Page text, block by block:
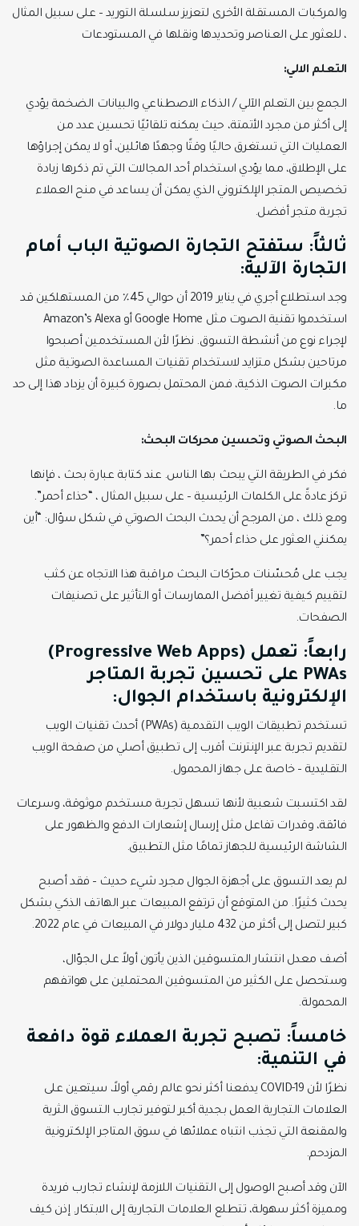
والمركبات المستقلة الأخرى لتعزيز سلسلة التوريد – على سبيل المثال
، للعثور على العناصر وتحديدها ونقلها في المستودعات
التعلم الالي:
الجمع بين التعلم الآلي / الذكاء الاصطناعي والبيانات الضخمة يؤدي
إلى أكثر من مجرد الأتمتة، حيث يمكنه تلقائيًا تحسين عدد من
العمليات التي تستغرق حاليًا وقتًا وجهدًا هائلين، أو لا يمكن إجراؤها
على الإطلاق، مما يؤدي استخدام أحد المجالات التي تم ذكرها زيادة
تخصيص المتجر الإلكتروني الذي يمكن أن يساعد في منح العملاء
تجربة متجر أفضل.
ثالثاً: ستفتح التجارة الصوتية الباب أمام
التجارة الآلية:
وجد استطلاع أجري في يناير 2019 أن حوالي 45٪ من المستهلكين قد
استخدموا تقنية الصوت مثل Google Home أو Amazon’s Alexa
لإجراء نوع من أنشطة التسوق. نظرًا لأن المستخدمين أصبحوا
مرتاحين بشكل متزايد لاستخدام تقنيات المساعدة الصوتية مثل
مكبرات الصوت الذكية، فمن المحتمل بصورة كبيرة أن يزداد هذا إلى حد
ما.
البحث الصوتي وتحسين محركات البحث:
فكر في الطريقة التي يبحث بها الناس. عند كتابة عبارة بحث ، فإنها
تركز عادةً على الكلمات الرئيسية – على سبيل المثال ، “حذاء أحمر”.
ومع ذلك ، من المرجح أن يحدث البحث الصوتي في شكل سؤال: “أين
يمكنني العثور على حذاء أحمر؟”
يجب على مُحسّنات محرّكات البحث مراقبة هذا الاتجاه عن كثب
لتقييم كيفية تغيير أفضل الممارسات أو التأثير على تصنيفات
الصفحات.
رابعاً: تعمل (Progressive Web Apps)
PWAs على تحسين تجربة المتاجر
الإلكترونية باستخدام الجوال:
تستخدم تطبيقات الويب التقدمية (PWAs) أحدث تقنيات الويب
لتقديم تجربة عبر الإنترنت أقرب إلى تطبيق أصلي من صفحة الويب
التقليدية – خاصة على جهاز المحمول.
لقد اكتسبت شعبية لأنها تسهل تجربة مستخدم موثوقة، وسرعات
فائقة، وقدرات تفاعل مثل إرسال إشعارات الدفع والظهور على
الشاشة الرئيسية للجهاز تمامًا مثل التطبيق.
لم يعد التسوق على أجهزة الجوال مجرد شيء حديث – فقد أصبح
يحدث كثيرًا. من المتوقع أن ترتفع المبيعات عبر الهاتف الذكي بشكل
كبير لتصل إلى أكثر من 432 مليار دولار في المبيعات في عام 2022.
أضف معدل انتشار المتسوقين الذين يأتون أولاً على الجوّال،
وستحصل على الكثير من المتسوقين المحتملين على هواتفهم
المحمولة.
خامساً: تصبح تجربة العملاء قوة دافعة
في التنمية:
نظرًا لأن COVID-19 يدفعنا أكثر نحو عالم رقمي أولاً، سيتعين على
العلامات التجارية العمل بجدية أكبر لتوفير تجارب التسوق الثرية
والمقنعة التي تجذب انتباه عملائها في سوق المتاجر الإلكترونية
المزدحم.
الآن وقد أصبح الوصول إلى التقنيات اللازمة لإنشاء تجارب فريدة
ومميزة أكثر سهولة، تتطلع العلامات التجارية إلى الابتكار. إذن كيف